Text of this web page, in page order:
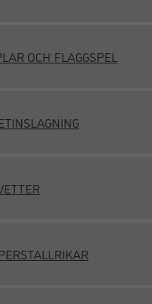
OCH FLAGGSPEL